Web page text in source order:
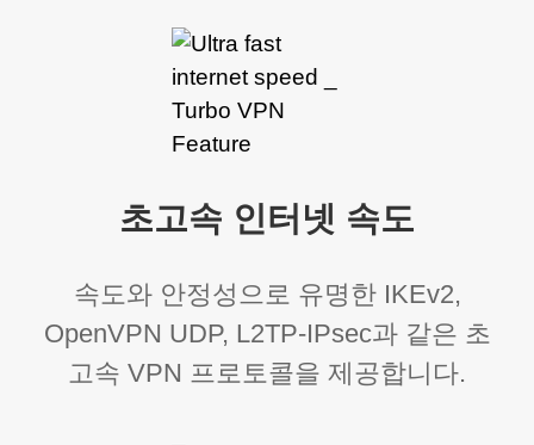
초고속 인터넷 속도
속도와 안정성으로 유명한 IKEv2,
OpenVPN UDP, L2TP-IPsec과 같은 초
고속 VPN 프로토콜을 제공합니다.